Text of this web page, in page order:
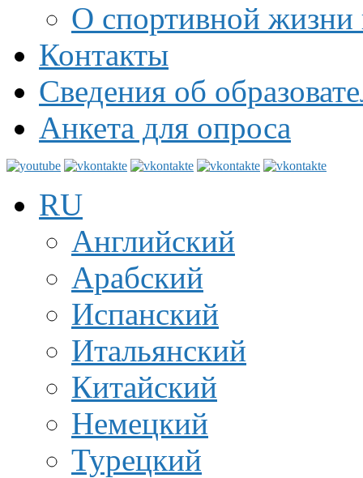
О спортивной жизни
Контакты
Сведения об
Анкета для опроса
RU
Английский
Арабский
Испанский
Итальянский
Китайский
Немецкий
Турецкий